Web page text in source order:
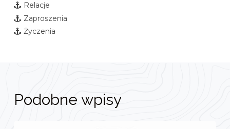
Relacje
Zaproszenia
Życzenia
Podobne wpisy